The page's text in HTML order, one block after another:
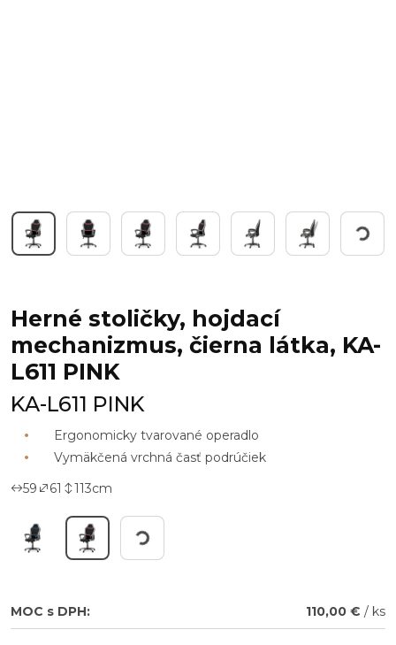
Working...
Herné stoličky, hojdací
mechanizmus, čierna látka, KA-
L611 PINK
KA-L611 PINK
Ergonomicky tvarované operadlo
Vymäkčená vrchná časť podrúčiek
59
61 113cm Working...
MOC s DPH: 110,00 € / ks